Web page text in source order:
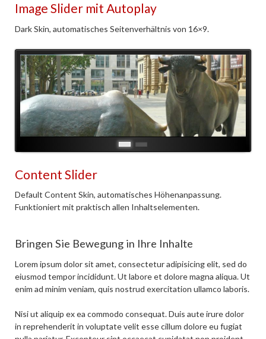
Image Slider mit Autoplay
Dark Skin, automatisches Seitenverhältnis von 16×9.
Content Slider
Default Content Skin, automatisches Höhenanpassung.
Funktioniert mit praktisch allen Inhaltselementen.
Bringen Sie Bewegung in Ihre Inhalte
Lorem ipsum dolor sit amet, consectetur adipisicing elit, sed do
eiusmod tempor incididunt. Ut labore et dolore magna aliqua. Ut
enim ad minim veniam, quis nostrud exercitation ullamco laboris.
Nisi ut aliquip ex ea commodo consequat. Duis aute irure dolor
in reprehenderit in voluptate velit esse cillum dolore eu fugiat